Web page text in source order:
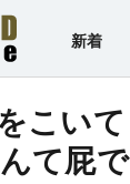
新着
こい
て屁